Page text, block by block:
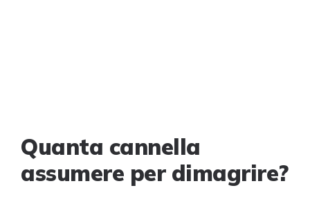
Quanta cannella
assumere per dimagrire?